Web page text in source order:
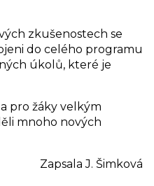
zkušenostech se
do celého programu
úkolů, které je
žáky velkým
mnoho nových
Šimková